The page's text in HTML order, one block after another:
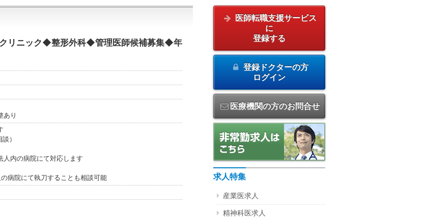
クリニック◆整形外科◆管理医師候補募集◆年
あり
）
人内の病院にて対応します
病院にて執刀することも相談可能
医師転職支援サービス
に
登録する
登録ドクターの方
ログイン
医療機関の方のお問合せ
求人特集
産業医求人
精神科医求人